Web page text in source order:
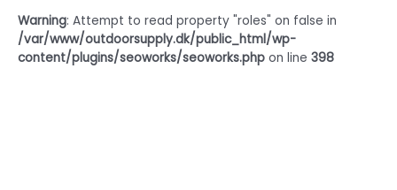
Warning: Attempt to read property "roles" on false in
/var/www/outdoorsupply.dk/public_html/wp-
content/plugins/seoworks/seoworks.php on line 398